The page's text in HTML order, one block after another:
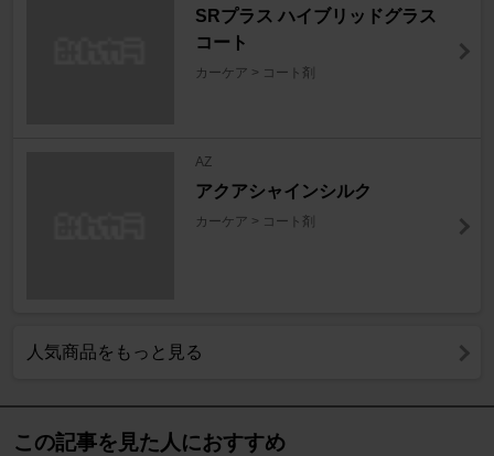
SRプラス ハイブリッドグラス
コート
カーケア > コート剤
AZ
アクアシャインシルク
カーケア > コート剤
人気商品をもっと見る
この記事を見た人におすすめ